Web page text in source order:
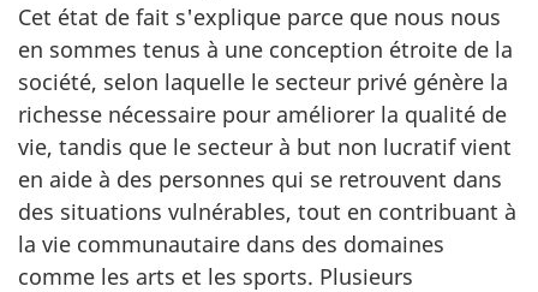
Cet état de fait s'explique parce que nous nous
en sommes tenus à une conception étroite de la
société, selon laquelle le secteur privé génère la
richesse nécessaire pour améliorer la qualité de
vie, tandis que le secteur à but non lucratif vient
en aide à des personnes qui se retrouvent dans
des situations vulnérables, tout en contribuant à
la vie communautaire dans des domaines
comme les arts et les sports. Plusieurs